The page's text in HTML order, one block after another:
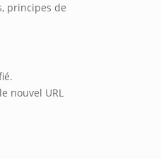
principes de
nouvel URL